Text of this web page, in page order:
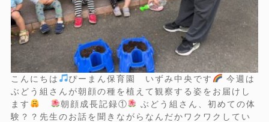
こんにちは ぴーまん保育園 いずみ中央です
今週は
ぶどう組さんが朝顔の種を植えて観察する姿をお届けし
ます
朝顔成長記録①
ぶどう組さん、初めての体
験？？先生のお話を聞きながらなんだかワクワクしてい